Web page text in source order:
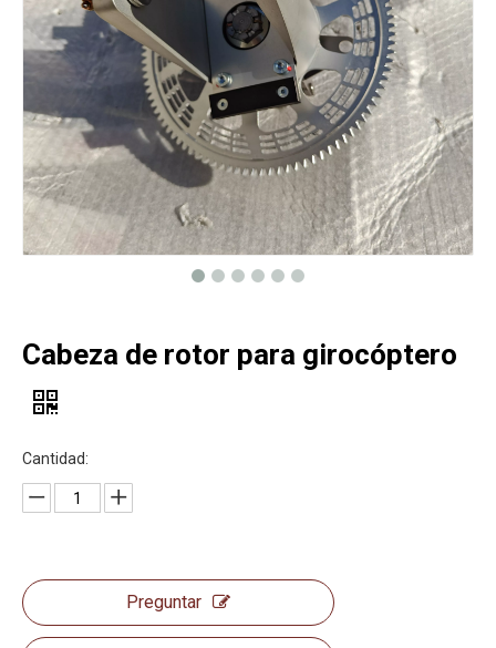
Cabeza de rotor para girocóptero
Cantidad:
Preguntar